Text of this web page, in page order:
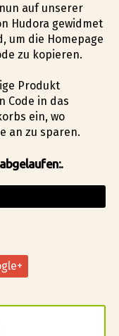
auf unserer
Hudora gewidmet
um die Homepage
zu kopieren.
Produkt
Code in das
ein, wo
an zu sparen.